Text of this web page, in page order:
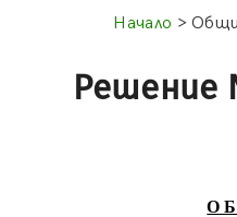
Начало >
Решение
О